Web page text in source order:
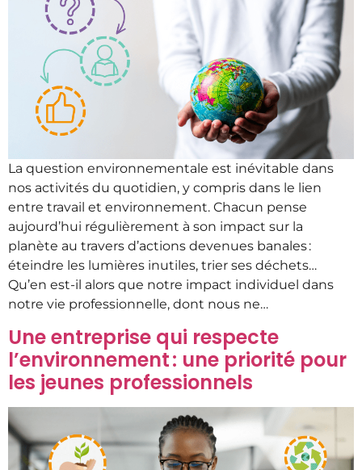
La question environnementale est inévitable dans
nos activités du quotidien, y compris dans le lien
entre travail et environnement. Chacun pense
aujourd’hui régulièrement à son impact sur la
planète au travers d’actions devenues banales :
éteindre les lumières inutiles, trier ses déchets…
Qu’en est-il alors que notre impact individuel dans
notre vie professionnelle, dont nous ne…
Une entreprise qui respecte
l’environnement : une priorité pour
les jeunes professionnels